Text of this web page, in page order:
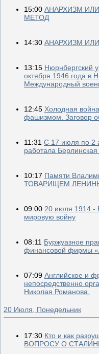
15:00 АНАРХИЗМ
МЕТОД
14:30 АНАРХИЗМ
13:15 Нюрнбергский
октября 1946 года в
Международный
12:45 Холодная
фашизмом. Заговор
11:31 С 17 июля по 2
работала
10:17 Памяти
ТОВАРИЩЕМ
09:00 20 июля 1914 -
мировую войну
08:11 Буржуазное
финансовой фирмы
07:09 Английское и
непосредственно
Николая Романова.
20 Июля, Понедельник
17:30 Кто и как
ВОПРОСУ О